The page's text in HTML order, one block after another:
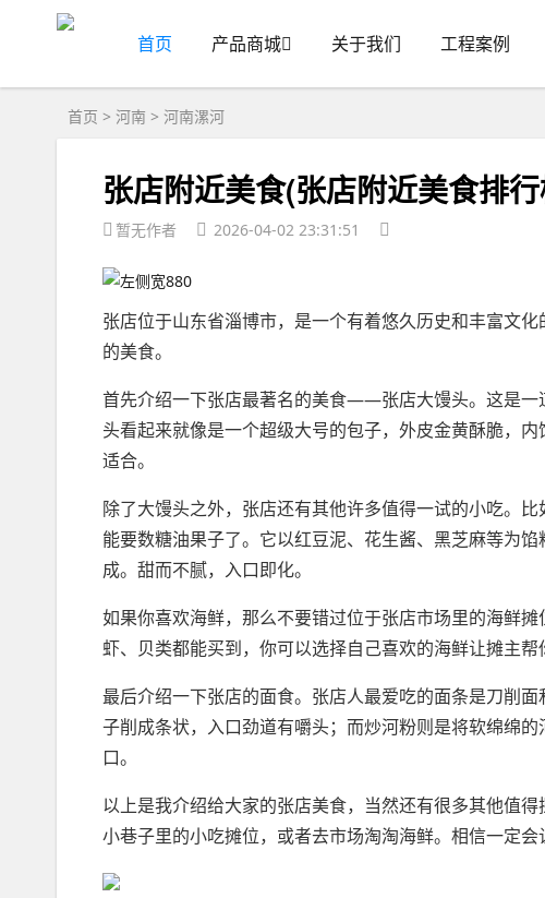
首页 产品商城 关于我们 工程案例
首页 > 河南 > 河南漯河
张店附近美食(张店附近美食排
暂无作者 2026-04-02 23:31:51
张店位于山东省淄博市，是一个有着悠久历史和丰富文
的美食。
首先介绍一下张店最著名的美食——张店大馒头。这是一
头看起来就像是一个超级大号的包子，外皮金黄酥脆，
适合。
除了大馒头之外，张店还有其他许多值得一试的小吃。
能要数糖油果子了。它以红豆泥、花生酱、黑芝麻等为
成。甜而不腻，入口即化。
如果你喜欢海鲜，那么不要错过位于张店市场里的海鲜
虾、贝类都能买到，你可以选择自己喜欢的海鲜让摊主帮
最后介绍一下张店的面食。张店人最爱吃的面条是刀削
子削成条状，入口劲道有嚼头；而炒河粉则是将软绵绵
口。
以上是我介绍给大家的张店美食，当然还有很多其他值
小巷子里的小吃摊位，或者去市场淘淘海鲜。相信一定会